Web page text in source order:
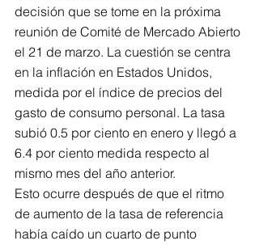
decisión que se tome en la próxima
reunión de Comité de Mercado Abierto
el 21 de marzo. La cuestión se centra
en la inflación en Estados Unidos,
medida por el índice de precios del
gasto de consumo personal. La tasa
subió 0.5 por ciento en enero y llegó a
6.4 por ciento medida respecto al
mismo mes del año anterior.
Esto ocurre después de que el ritmo
de aumento de la tasa de referencia
había caído un cuarto de punto